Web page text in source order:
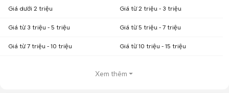
Giá dưới 2 triệu Giá từ 2 triệu - 3 triệu
Giá từ 3 triệu - 5 triệu Giá từ 5 triệu - 7 triệu
Giá từ 7 triệu - 10 triệu Giá từ 10 triệu - 15 triệu
Xem thêm